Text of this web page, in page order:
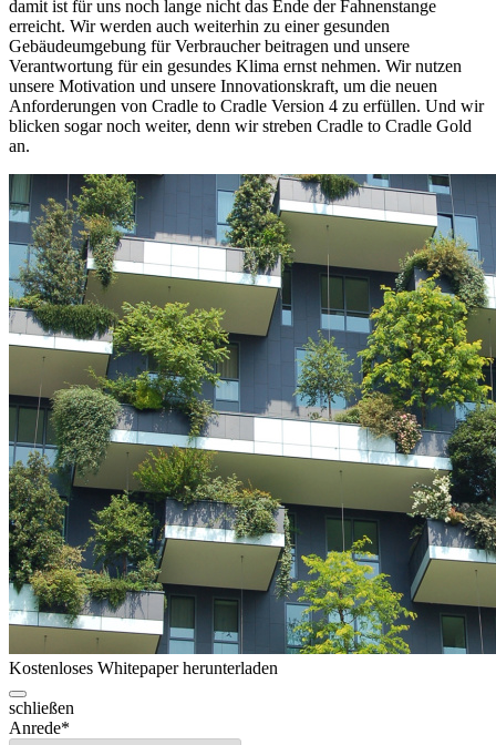
damit ist für uns noch lange nicht das Ende der Fahnenstange
erreicht. Wir werden auch weiterhin zu einer gesunden
Gebäudeumgebung für Verbraucher beitragen und unsere
Verantwortung für ein gesundes Klima ernst nehmen. Wir nutzen
unsere Motivation und unsere Innovationskraft, um die neuen
Anforderungen von Cradle to Cradle Version 4 zu erfüllen. Und wir
blicken sogar noch weiter, denn wir streben Cradle to Cradle Gold
an.
Kostenloses Whitepaper herunterladen
schließen
Anrede*